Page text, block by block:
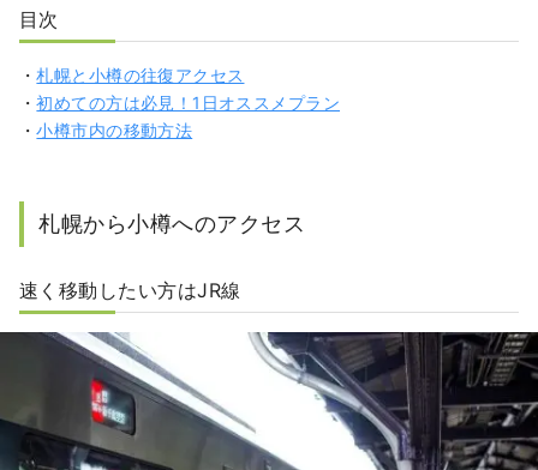
目次
・札幌と小樽の往復アクセス
・初めての方は必見！1日オススメプラン
・小樽市内の移動方法
札幌から小樽へのアクセス
速く移動したい方はJR線